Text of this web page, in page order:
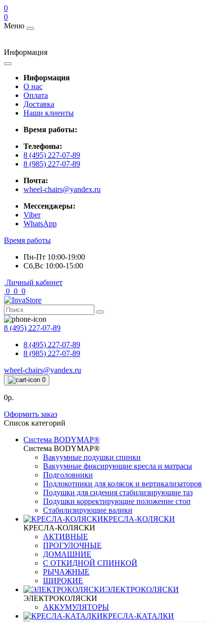
0
0
Меню
Информация
Информация
О нас
Оплата
Доставка
Наши клиенты
Время работы:
Телефоны:
8 (495) 227-07-89
8 (985) 227-07-89
Почта:
wheel-chairs@yandex.ru
Мессенджеры:
Viber
WhatsApp
Время работы
Пн-Пт 10:00-19:00
Сб,Вс 10:00-15:00
Личный кабинет
0 0 0
8 (495) 227-07-89
8 (495) 227-07-89
8 (985) 227-07-89
wheel-chairs@yandex.ru
0
0р.
Оформить заказ
Список категорий
Система BODYMAP®
Система BODYMAP®
Вакуумные подушки спинки
Вакуумные фиксирующие кресла и матрасы
Подголовники
Подлокотники для колясок и вертикализаторов
Подушки для сидения стабилизирующие таз
Подушки корректирующие положение стоп
Стабилизирующие валики
КРЕСЛА-КОЛЯСКИ
КРЕСЛА-КОЛЯСКИ
АКТИВНЫЕ
ПРОГУЛОЧНЫЕ
ДОМАШНИЕ
С ОТКИДНОЙ СПИНКОЙ
РЫЧАЖНЫЕ
ШИРОКИЕ
ЭЛЕКТРОКОЛЯСКИ
ЭЛЕКТРОКОЛЯСКИ
АККУМУЛЯТОРЫ
КРЕСЛА-КАТАЛКИ